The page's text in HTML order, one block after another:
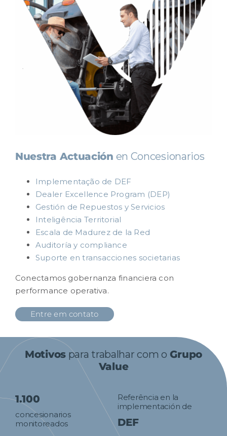
Nuestra Actuación en Concesionarios
Implementação de DEF
Dealer Excellence Program (DEP)
Gestión de Repuestos y Servicios
Inteligência Territorial
Escala de Madurez de la Red
Auditoría y compliance
Suporte en transacciones societarias
Conectamos gobernanza financiera con
performance operativa.
Entre em contato
Motivos para trabalhar com o Grupo
Value
1.100
concesionarios
monitoreados
Referência en la
implementación de
DEF